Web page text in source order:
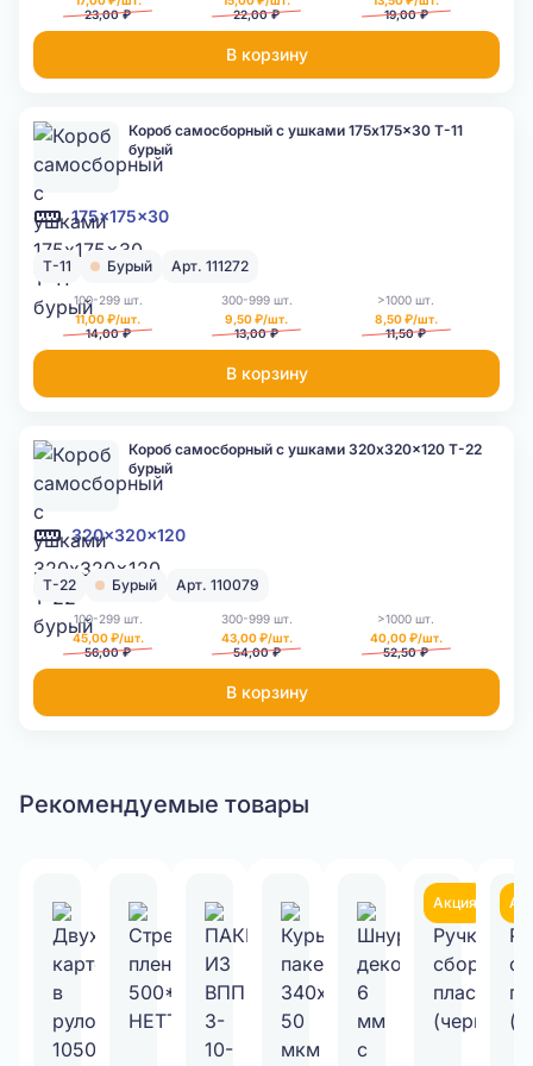
23,00 ₽
22,00 ₽
19,00 ₽
В корзину
175x175x30
Короб самосборный с ушками 175x175x30 Т-11
бурый
Т-11 Бурый Арт. 111272
100-299 шт.
11,00 ₽/шт.
14,00 ₽
300-999 шт.
9,50 ₽/шт.
13,00 ₽
>1000 шт.
8,50 ₽/шт.
11,50 ₽
В корзину
320x320x120
Короб самосборный с ушками 320x320x120 Т-22
бурый
Т-22 Бурый Арт. 110079
100-299 шт.
45,00 ₽/шт.
56,00 ₽
300-999 шт.
43,00 ₽/шт.
54,00 ₽
>1000 шт.
40,00 ₽/шт.
52,50 ₽
В корзину
Рекомендуемые товары
Акция